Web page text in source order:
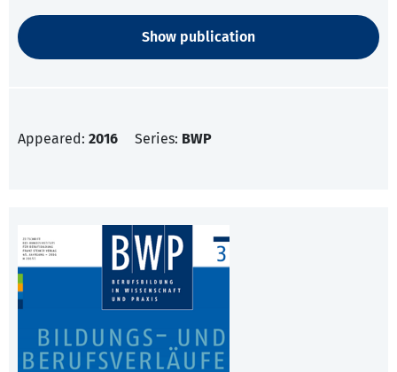
Show publication
Appeared: 2016 Series: BWP